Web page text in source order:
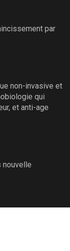
par
non-invasive et
qui
et anti-age
nouvelle